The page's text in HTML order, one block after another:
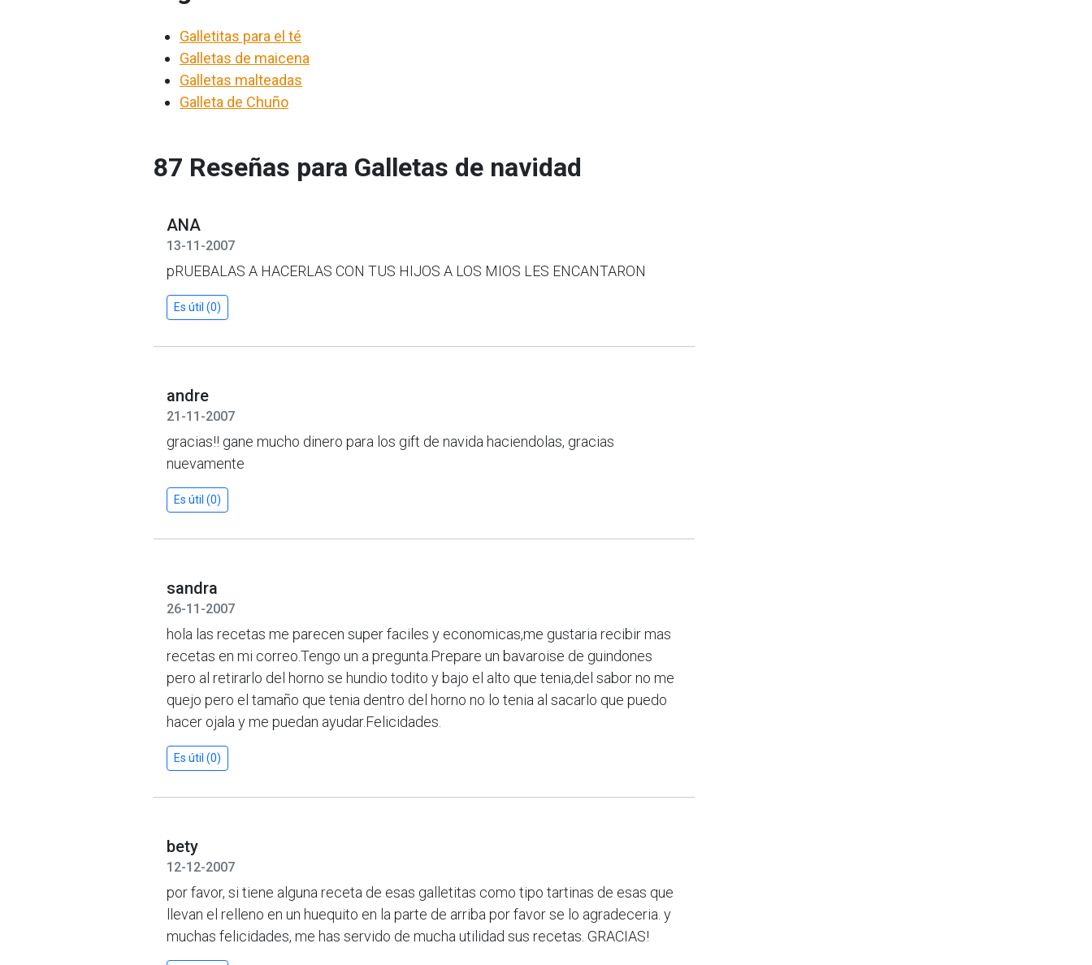
Galletitas para el té
Galletas de maicena
Galletas malteadas
Galleta de Chuño
87 Reseñas para Galletas de navidad
ANA
13-11-2007
pRUEBALAS A HACERLAS CON TUS HIJOS A LOS MIOS LES ENCANTARON
Es útil (0)
andre
21-11-2007
gracias!! gane mucho dinero para los gift de navida haciendolas, gracias
nuevamente
Es útil (0)
sandra
26-11-2007
hola las recetas me parecen super faciles y economicas,me gustaria recibir mas
recetas en mi correo.Tengo un a pregunta.Prepare un bavaroise de guindones
pero al retirarlo del horno se hundio todito y bajo el alto que tenia,del sabor no me
quejo pero el tamaño que tenia dentro del horno no lo tenia al sacarlo que puedo
hacer ojala y me puedan ayudar.Felicidades.
Es útil (0)
bety
12-12-2007
por favor, si tiene alguna receta de esas galletitas como tipo tartinas de esas que
llevan el relleno en un huequito en la parte de arriba por favor se lo agradeceria. y
muchas felicidades, me has servido de mucha utilidad sus recetas. GRACIAS!